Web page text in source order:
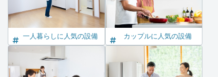
一人暮らしに人気の設備 カップルに人気の設備